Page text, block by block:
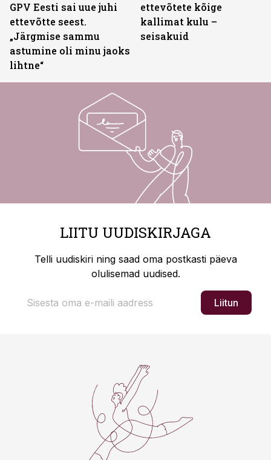
GPV Eesti sai uue juhi
ettevõtte seest.
„Järgmise sammu
astumine oli minu jaoks
lihtne“
ettevõtete kõige
kallimat kulu –
seisakuid
LIITU UUDISKIRJAGA
Telli uudiskiri ning saad oma postkasti päeva
olulisemad uudised.
Liitun